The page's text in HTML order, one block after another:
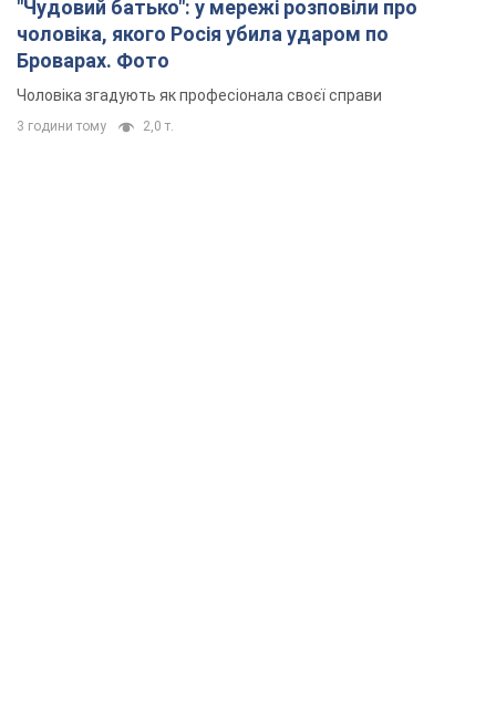
"Чудовий батько": у мережі розповіли про
чоловіка, якого Росія убила ударом по
Броварах. Фото
Чоловіка згадують як професіонала своєї справи
3 години тому 2,0 т.